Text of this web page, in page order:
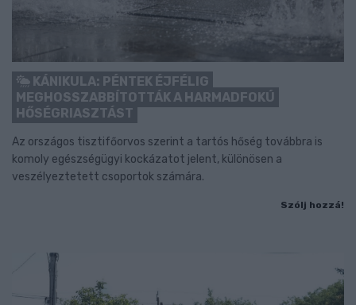
KÁNIKULA: PÉNTEK ÉJFÉLIG
MEGHOSSZABBÍTOTTÁK A HARMADFOKÚ
HŐSÉGRIASZTÁST
Az országos tisztifőorvos szerint a tartós hőség továbbra is
komoly egészségügyi kockázatot jelent, különösen a
veszélyeztetett csoportok számára.
Szólj hozzá!